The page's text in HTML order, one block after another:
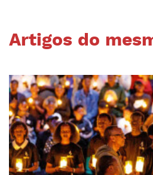
Artigos do